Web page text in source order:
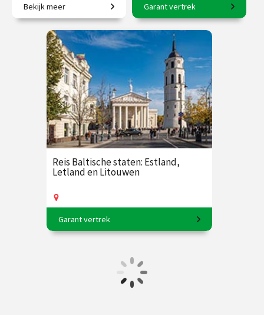
Van jachtslot tot vorstelijk
paleis.
€ 35.00
vanaf 8
sep.
Op locatie of online
Bekijk meer
8-daagse reis o.l.v. Karin
Braamhorst
€ 2500.00
vanaf 6
okt.
Op locatie
Garant vertrek
Reis Baltische staten: Estland,
Letland en Litouwen
11-daagse reis o.l.v. Frederik Erens.
vanaf 17 aug.
Garant vertrek